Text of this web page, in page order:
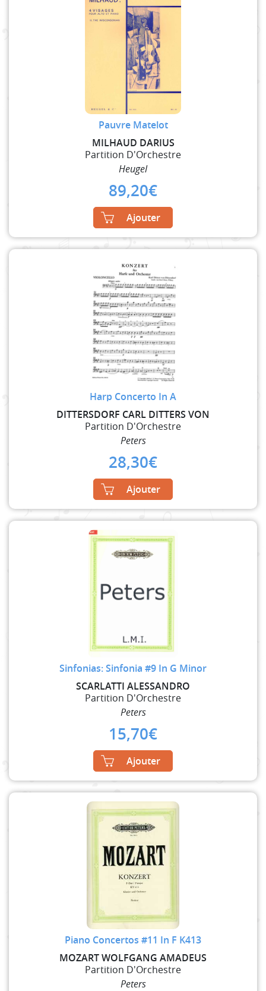
Pauvre Matelot
MILHAUD DARIUS
Partition D'Orchestre
Heugel
89,20€
Ajouter
Harp Concerto In A
DITTERSDORF CARL DITTERS VON
Partition D'Orchestre
Peters
28,30€
Ajouter
Sinfonias: Sinfonia #9 In G Minor
SCARLATTI ALESSANDRO
Partition D'Orchestre
Peters
15,70€
Ajouter
Piano Concertos #11 In F K413
MOZART WOLFGANG AMADEUS
Partition D'Orchestre
Peters